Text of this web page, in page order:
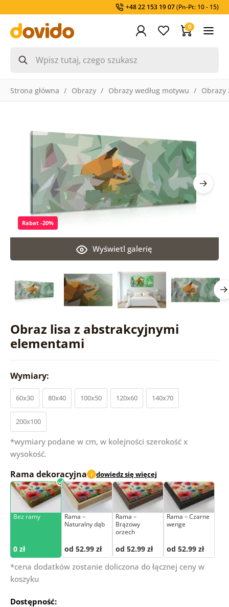
+48 22 153 19 07(Pn-Pt: 10 - 15)
0
Strona główna Obrazy Obrazy według motywu Obrazy
Obraz lisa z abstrakcyjnymi
elementami
Wyświetl galerię
Rabat -20%
Wymiary:
60x30 80x40 100x50 120x60 140x70
200x100
*wymiary podane w cm, w kolejności szerokość x
wysokość.
Rama dekoracyjna i dowiedz się więcej
Bez ramy
0 zł
Rama –
Naturalny dąb
od 52.99 zł
Rama –
Brązowy
orzech
od 52.99 zł
Rama – Czarne
wenge
od 52.99 zł
*cena dodatków zostanie doliczona do łącznej ceny w
koszyku
Dostępność: